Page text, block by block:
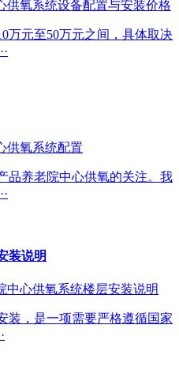
万元至50万元之间，具体取决
品养老院中心供氧的关注。我
装说明
装，是一项需要严格遵循国家